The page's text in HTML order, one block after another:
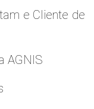
e Cliente de
AGNIS